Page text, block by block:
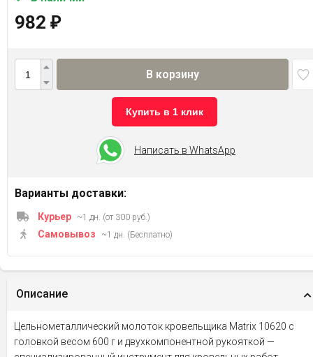
982 ₽
В корзину
Купить в 1 клик
Написать в WhatsApp
Варианты доставки:
Курьер ~1 дн. (от 300 руб.)
Самовывоз ~1 дн. (Бесплатно)
Описание
Цельнометаллический молоток кровельщика Matrix 10620 с
головкой весом 600 г и двухкомпонентной рукояткой —